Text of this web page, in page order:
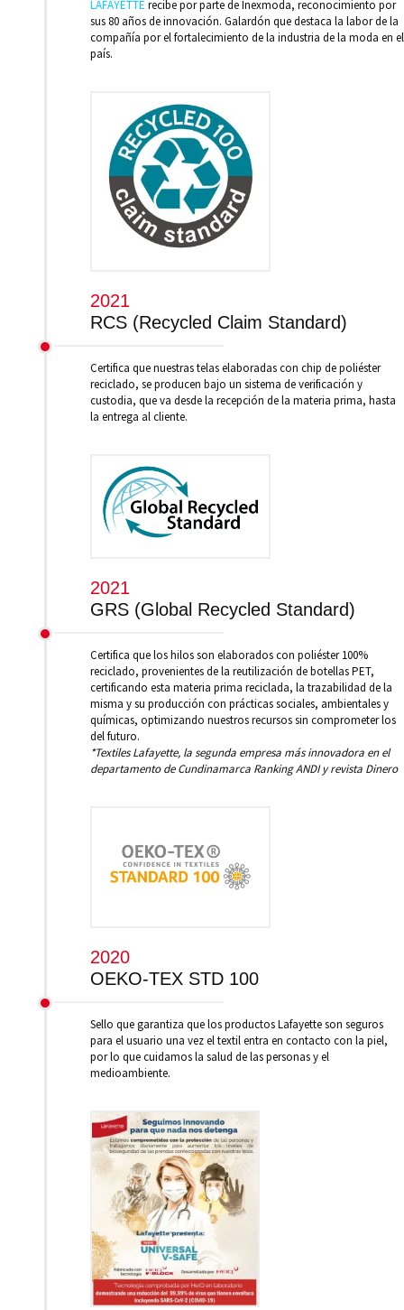
LAFAYETTE recibe por parte de Inexmoda, reconocimiento por
sus 80 años de innovación. Galardón que destaca la labor de la
compañía por el fortalecimiento de la industria de la moda en el
país.
2021
RCS (Recycled Claim Standard)
Certifica que nuestras telas elaboradas con chip de poliéster
reciclado, se producen bajo un sistema de verificación y
custodia, que va desde la recepción de la materia prima, hasta
la entrega al cliente.
2021
GRS (Global Recycled Standard)
Certifica que los hilos son elaborados con poliéster 100%
reciclado, provenientes de la reutilización de botellas PET,
certificando esta materia prima reciclada, la trazabilidad de la
misma y su producción con prácticas sociales, ambientales y
químicas, optimizando nuestros recursos sin comprometer los
del futuro.
*Textiles Lafayette, la segunda empresa más innovadora en el
departamento de Cundinamarca Ranking ANDI y revista Dinero
2020
OEKO-TEX STD 100
Sello que garantiza que los productos Lafayette son seguros
para el usuario una vez el textil entra en contacto con la piel,
por lo que cuidamos la salud de las personas y el
medioambiente.